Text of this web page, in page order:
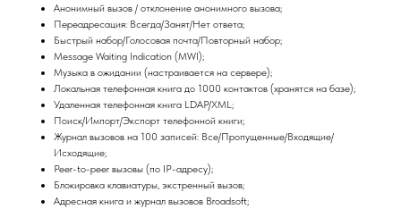
Анонимный вызов / отклонение анонимного вызова;
Переадресация: Всегда/Занят/Нет ответа;
Быстрый набор/Голосовая почта/Повторный набор;
Message Waiting Indication (MWI);
Музыка в ожидании (настраивается на сервере);
Локальная телефонная книга до 1000 контактов (хранятся на базе);
Удаленная телефонная книга LDAP/XML;
Поиск/Импорт/Экспорт телефонной книги;
Журнал вызовов на 100 записей: Все/Пропущенные/Входящие/
Исходящие;
Peer-to-peer вызовы (по IP-адресу);
Блокировка клавиатуры, экстренный вызов;
Адресная книга и журнал вызовов Broadsoft;